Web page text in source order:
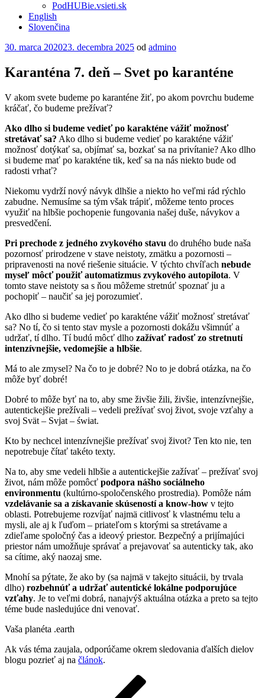
PodHUBie.vsieti.sk
English
Slovenčina
Publikované
30. marca 202023. decembra 2025 od admino
Karanténa 7. deň – Svet po karanténe
V akom svete budeme po karanténe žiť, po akom povrchu budeme
kráčať, čo budeme prežívať?
Ako dlho si budeme vedieť po karakténe vážiť možnosť
stretávať sa? Ako dlho si budeme vedieť po karakténe vážiť
možnosť dotýkať sa, objímať sa, bozkať sa na privítanie? Ako dlho
si budeme mať po karakténe tik, keď sa na nás niekto bude od
radosti vrhať?
Niekomu vydrží nový návyk dlhšie a niekto ho veľmi rád rýchlo
zabudne. Nemusíme sa tým však trápiť, môžeme tento proces
využiť na hlbšie pochopenie fungovania našej duše, návykov a
presvedčení.
Pri prechode z jedného zvykového stavu do druhého bude naša
pozornosť prirodzene v stave neistoty, zmätku a pozornosti –
pripravenosti na nové riešenie situácie. V týchto chvíľach nebude
myseľ môcť použiť automatizmus zvykového autopilota. V
tomto stave neistoty sa s ňou môžeme stretnúť spoznať ju a
pochopiť – naučiť sa jej porozumieť.
Ako dlho si budeme vedieť po karakténe vážiť možnosť stretávať
sa? No tí, čo si tento stav mysle a pozornosti dokážu všimnúť a
udržať, tí dlho. Tí budú môcť dlho zažívať radosť zo stretnutí
intenzívnejšie, vedomejšie a hlbšie.
Má to ale zmysel? Na čo to je dobré? No to je dobrá otázka, na čo
môže byť dobré!
Dobré to môže byť na to, aby sme živšie žili, živšie, intenzívnejšie,
autentickejšie prežívali – vedeli prežívať svoj život, svoje vzťahy a
svoj Svät – Svjat – świat.
Kto by nechcel intenzívnejšie prežívať svoj život? Ten kto nie, ten
nepotrebuje čítať takéto texty.
Na to, aby sme vedeli hlbšie a autentickejšie zažívať – prežívať svoj
život, nám môže pomôcť podpora nášho sociálneho
environmentu (kultúrno-spoločenského prostredia). Pomôže nám
vzdelávanie sa a získavanie skúseností a know-how v tejto
oblasti. Potrebujeme rozvíjať najmä citlivosť k vlastnému telu a
mysli, ale aj k ľuďom – priateľom s ktorými sa stretávame a
zdieľame spoločný čas a ideový priestor. Bezpečný a prijímajúci
priestor nám umožňuje správať a prejavovať sa autenticky tak, ako
sa cítime, aký naozaj sme.
Mnohí sa pýtate, že ako by (sa najmä v takejto situácii, by trvala
dlho) rozbehnúť a udržať autentické lokálne podporujúce
vzťahy. Je to veľmi dobrá, nanajvýš aktuálna otázka a preto sa tejto
téme bude nasledujúce dni venovať.
Vaša planéta .earth
Ak vás téma zaujala, odporúčame okrem sledovania ďalších dielov
blogu pozrieť aj na článok.